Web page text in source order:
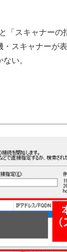
「スキャナーの
・スキャナーが
い。